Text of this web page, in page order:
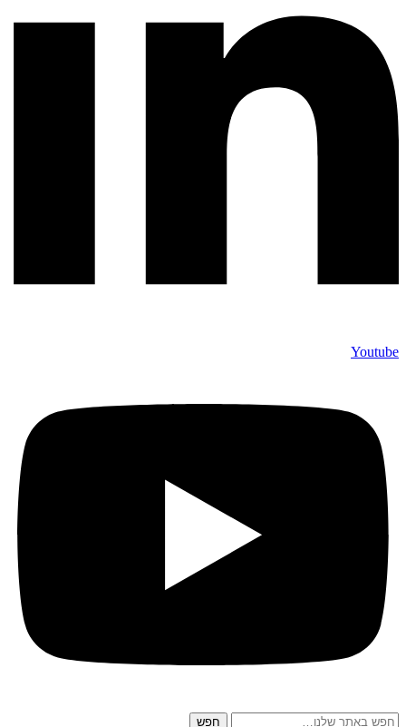
Youtube
חפש